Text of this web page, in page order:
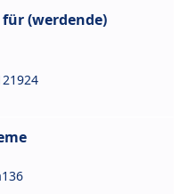
(werdende)